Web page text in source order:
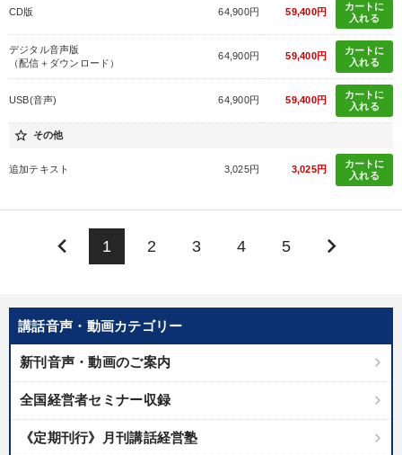
講話音声・動画カテゴリー
新刊音声・動画のご案内
全国経営者セミナー収録
《定期刊行》月刊講話経営塾
CD版 64,900円 59,400円
カートに
入れる
デジタル音声版
（配信＋ダウンロード）
64,900円 59,400円
カートに
入れる
USB(音声) 64,900円 59,400円
カートに
入れる
star_border その他
追加テキスト 3,025円 3,025円
カートに
入れる
keyboard_arrow_left 1 2 3 4 5 keyboard_arrow_right